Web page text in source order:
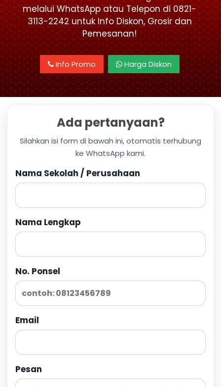
melalui WhatsApp atau Telepon di 0821-
3113-2242 untuk Info Diskon, Grosir dan
Pemesanan!
Info Promo Harga Diskon
Ada pertanyaan?
Silahkan isi form di bawah ini, otomatis terhubung
ke WhatsApp kami.
Nama Sekolah / Perusahaan
Nama Lengkap
No. Ponsel
Email
Pesan